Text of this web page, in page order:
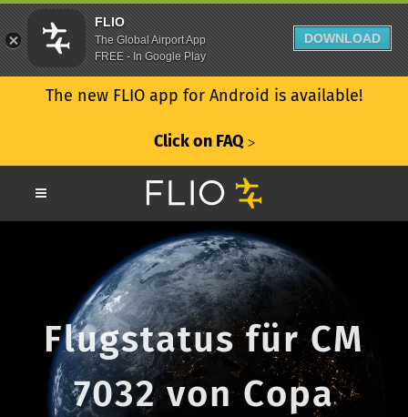
The new FLIO app for Android is available!
Click on FAQ ᐳ
Flugstatus für CM
7032 von Copa
FLIO
The Global Airport App
FREE - In Google Play
DOWNLOAD